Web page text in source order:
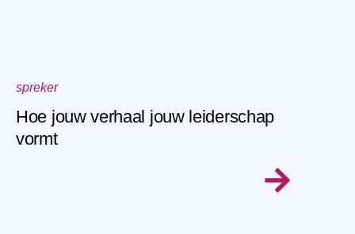
spreker
Hoe jouw verhaal jouw leiderschap
vormt